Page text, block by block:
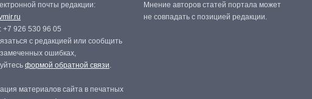
почты редакции:
926 530 96 05
с редакцией или сообщить
ошибках,
формой обратной связи.
материалов сайта в печатных
Мнение авторов статей портала может
не совпадать с позицией редакции.